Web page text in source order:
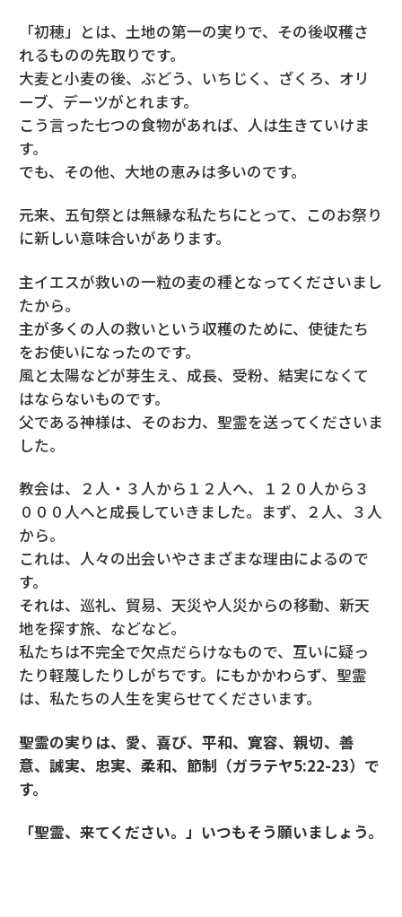
「初穂」とは、土地の第一の実りで、その後収穫さ
れるものの先取りです。
大麦と小麦の後、ぶどう、いちじく、ざくろ、オリ
ーブ、デーツがとれます。
こう言った七つの食物があれば、人は生きていけま
す。
でも、その他、大地の恵みは多いのです。
元来、五旬祭とは無縁な私たちにとって、このお祭り
に新しい意味合いがあります。
主イエスが救いの一粒の麦の種となってくださいまし
たから。
主が多くの人の救いという収穫のために、使徒たち
をお使いになったのです。
風と太陽などが芽生え、成長、受粉、結実になくて
はならないものです。
父である神様は、そのお力、聖霊を送ってくださいま
した。
教会は、２人・３人から１２人へ、１２０人から３
０００人へと成長していきました。まず、２人、３人
から。
これは、人々の出会いやさまざまな理由によるので
す。
それは、巡礼、貿易、天災や人災からの移動、新天
地を探す旅、などなど。
私たちは不完全で欠点だらけなもので、互いに疑っ
たり軽蔑したりしがちです。にもかかわらず、聖霊
は、私たちの人生を実らせてくださいます。
聖霊の実りは、愛、喜び、平和、寛容、親切、善
意、誠実、忠実、柔和、節制（ガラテヤ5:22-23）で
す。
「聖霊、来てください。」いつもそう願いましょう。